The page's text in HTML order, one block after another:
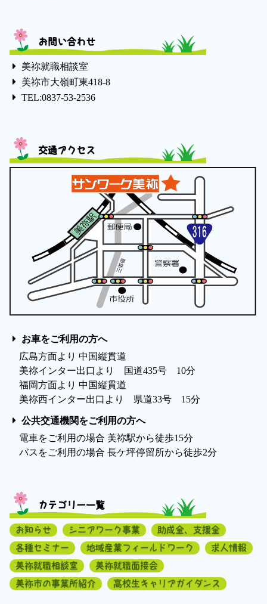
お問い合わせ
美祢就職相談室
美祢市大嶺町東418-8
TEL:0837-53-2536
交通アクセス
お車をご利用の方へ
広島方面より 中国縦貫道
美祢インター出口より 国道435号 10分
福岡方面より 中国縦貫道
美祢西インター出口より 県道33号 15分
公共交通機関をご利用の方へ
電車をご利用の場合 美祢駅から徒歩15分
バスをご利用の場合 長ケ坪停留所から徒歩2分
カテゴリー一覧
お知らせ シニアワーク事業
助成金、支援金
各種セミナー
地域産業フィールドワーク
求人情報
美祢就職相談室
美祢就職面接会
美祢市の事業所紹介
高校生キャリアガイダンス